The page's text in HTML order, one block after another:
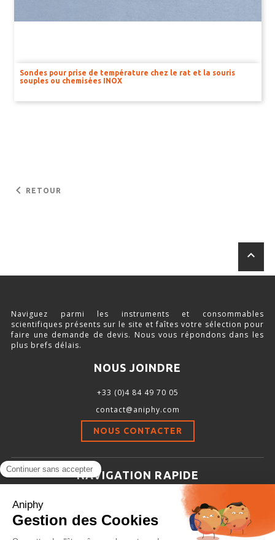
Sondes pour prise de température chez le rat et la souris
souples ou chemisées INOX
keyboard_arrow_left RETOUR
keyboard_arrow_up
Naviguez parmi les instruments et consommables
scientifiques présents sur le site et faîtes votre sélection pour
faire une demande de devis. Nous vous répondons dans les
plus brefs délais.
NOUS JOINDRE
+33 (0)4 84 49 70 05
contact@aniphy.com
NOUS CONTACTER
NAVIGATION RAPIDE
Ressources Scientifiques